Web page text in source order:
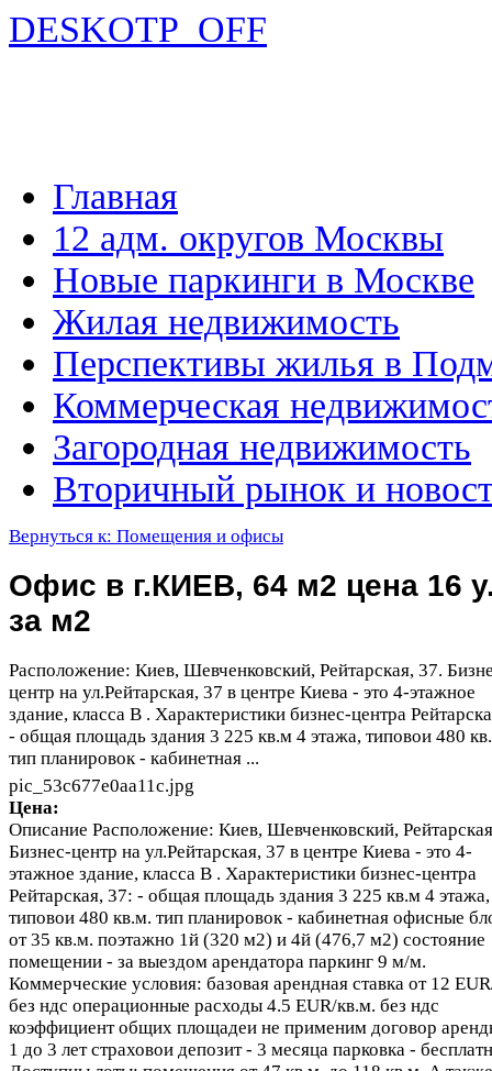
DESKOTP_OFF
Главная
12 адм. округов Москвы
Новые паркинги в Москве
Жилая недвижимость
Перспективы жилья в
Коммерческая
Загородная недвижимость
Вторичный рынок и
Вернуться к: Помещения и офисы
Офис в г.КИЕВ, 64 м2 цена 16
за м2
Расположение: Киев, Шевченковский, Рейтарская, 37.
центр на ул.Рейтарская, 37 в центре Киева - это 4-этажное
здание, класса В . Характеристики бизнес-центра
- общая площадь здания 3 225 кв.м 4 этажа, типовои 480
тип планировок - кабинетная ...
pic_53c677e0aa11c.jpg
Цена:
Описание Расположение: Киев, Шевченковский,
Бизнес-центр на ул.Рейтарская, 37 в центре Киева - это 4-
этажное здание, класса В . Характеристики бизнес-центра
Рейтарская, 37: - общая площадь здания 3 225 кв.м 4 этажа,
типовои 480 кв.м. тип планировок - кабинетная офисные
от 35 кв.м. поэтажно 1й (320 м2) и 4й (476,7 м2) состояние
помещении - за выездом арендатора паркинг 9 м/м.
Коммерческие условия: базовая арендная ставка от 12
без ндс операционные расходы 4.5 EUR/кв.м. без ндс
коэффициент общих площадеи не применим договор
1 до 3 лет страховои депозит - 3 месяца парковка -